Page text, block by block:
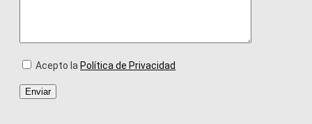
Acepto la Política de Privacidad